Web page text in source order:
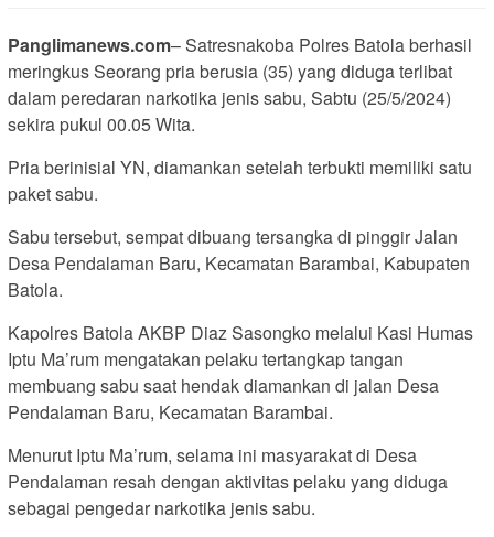
Panglimanews.com– Satresnakoba Polres Batola berhasil
meringkus Seorang pria berusia (35) yang diduga terlibat
dalam peredaran narkotika jenis sabu, Sabtu (25/5/2024)
sekira pukul 00.05 Wita.
Pria berinisial YN, diamankan setelah terbukti memiliki satu
paket sabu.
Sabu tersebut, sempat dibuang tersangka di pinggir Jalan
Desa Pendalaman Baru, Kecamatan Barambai, Kabupaten
Batola.
Kapolres Batola AKBP Diaz Sasongko melalui Kasi Humas
Iptu Ma’rum mengatakan pelaku tertangkap tangan
membuang sabu saat hendak diamankan di jalan Desa
Pendalaman Baru, Kecamatan Barambai.
Menurut Iptu Ma’rum, selama ini masyarakat di Desa
Pendalaman resah dengan aktivitas pelaku yang diduga
sebagai pengedar narkotika jenis sabu.